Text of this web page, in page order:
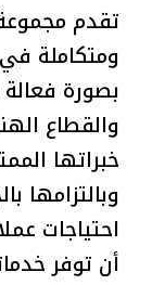
ومتكاملة
بصورة
والقطاع
خبراتها
وبالتزامها
احتياجات
أن توفر